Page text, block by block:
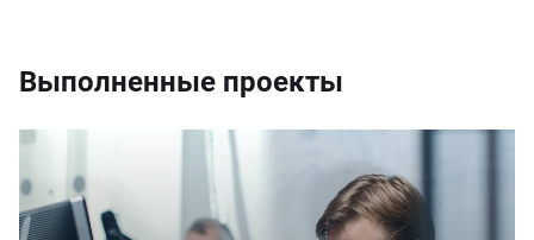
Выполненные проекты